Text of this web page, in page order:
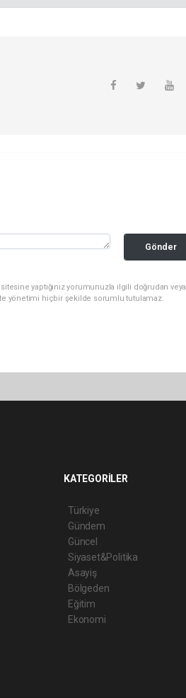
Gönder
yaptığınız yorumunuzla ilgili doğrudan veya
yönetimi hiçbir şekilde sorumlu tutulamaz.
KATEGORİLER
Türkiye
Gündem
Güncel
Siyaset&Politika
Asayiş
Bölgeden
Eğitim
Ekonomi